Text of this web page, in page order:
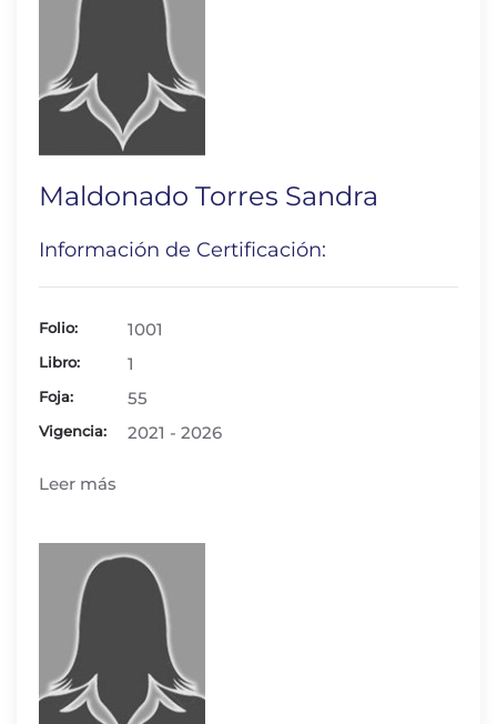
Maldonado Torres Sandra
Información de Certificación:
Folio: 1001
Libro: 1
Foja: 55
Vigencia: 2021 - 2026
Leer más